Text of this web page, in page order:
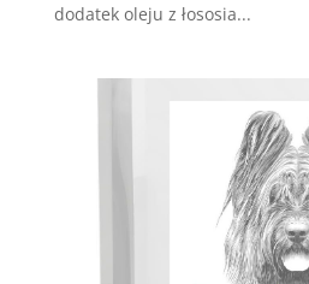
dodatek oleju z łososia...